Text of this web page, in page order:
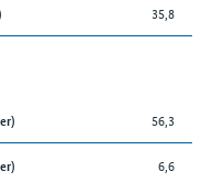
35,8
56,3
6,6